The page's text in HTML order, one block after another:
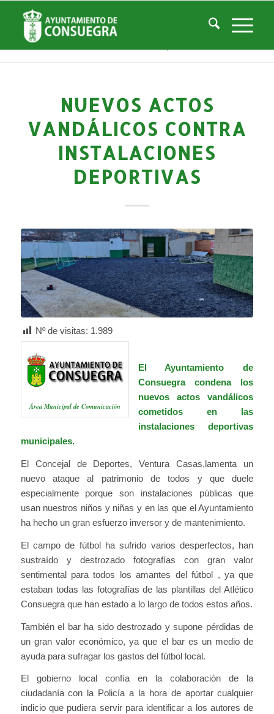
Noticias
Usted está aquí: Inicio / Noticias
Noticias-Actualidad
/
NUEVOS ACTOS
VANDÁLICOS CONTRA
INSTALACIONES
DEPORTIVAS
Nº de visitas: 1.989
Área Municipal de Comunicación
El Ayuntamiento de
Consuegra condena los
nuevos actos vandálicos
cometidos en las
instalaciones deportivas
municipales.
El Concejal de Deportes, Ventura Casas,lamenta un
nuevo ataque al patrimonio de todos y que duele
especialmente porque son instalaciones públicas que
usan nuestros niños y niñas y en las que el Ayuntamiento
ha hecho un gran esfuerzo inversor y de mantenimiento.
El campo de fútbol ha sufrido varios desperfectos, han
sustraído y destrozado fotografías con gran valor
sentimental para todos los amantes del fútbol , ya que
estaban todas las fotografías de las plantillas del Atlético
Consuegra que han estado a lo largo de todos estos años.
También el bar ha sido destrozado y supone pérdidas de
un gran valor económico, ya que el bar es un medio de
ayuda para sufragar los gastos del fútbol local.
El gobierno local confía en la colaboración de la
ciudadanía con la Policía a la hora de aportar cualquier
indicio que pudiera servir para identificar a los autores de